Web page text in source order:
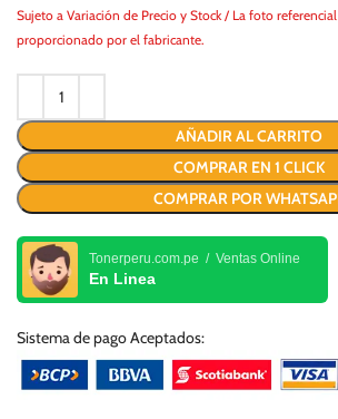
Sujeto a Variación de Precio y Stock / La foto
proporcionado por el fabricante.
AÑADIR AL CARRITO
COMPRAR EN 1 CLICK
COMPRAR POR
Tonerperu.com.pe / Ventas Online
En Linea
Sistema de pago Aceptados: